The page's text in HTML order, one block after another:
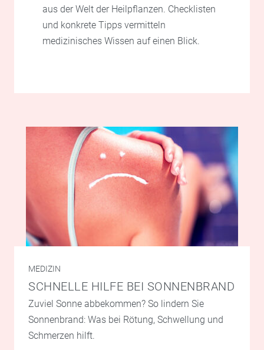
aus der Welt der Heilpflanzen. Checklisten
und konkrete Tipps vermitteln
medizinisches Wissen auf einen Blick.
MEDIZIN
SCHNELLE HILFE BEI SONNENBRAND
Zuviel Sonne abbekommen? So lindern Sie
Sonnenbrand: Was bei Rötung, Schwellung und
Schmerzen hilft.